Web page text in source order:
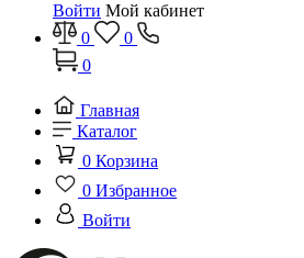
Войти Мой кабинет
0
0
0
Главная
Каталог
0 Корзина
0 Избранное
Войти